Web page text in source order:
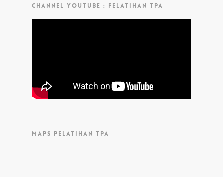
CHANNEL YOUTUBE : PELATIHAN TPA
MAPS PELATIHAN TPA